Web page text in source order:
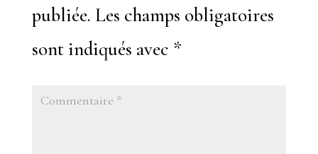
publiée. Les champs obligatoires
sont indiqués avec *